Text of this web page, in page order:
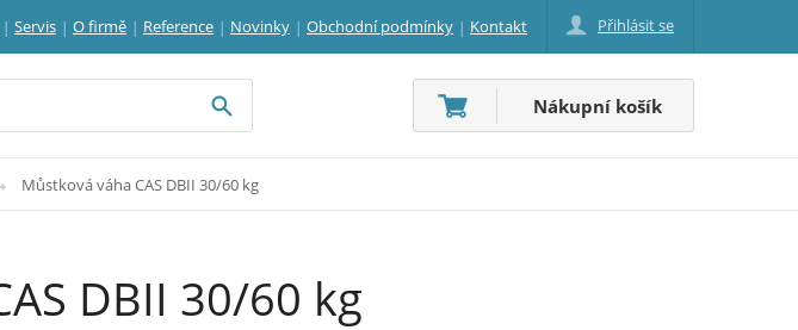
Servis O firmě Reference Novinky Obchodní podmínky Kontakt Přihlásit se
Nákupní košík
Můstková váha CAS DBII 30/60 kg
DBII 30/60 kg